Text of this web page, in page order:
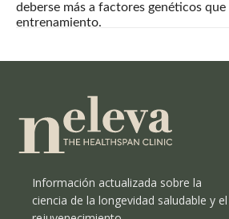
deberse más a factores genéticos
entrenamiento.
Información actualizada sobre la
ciencia de la longevidad saludable y el